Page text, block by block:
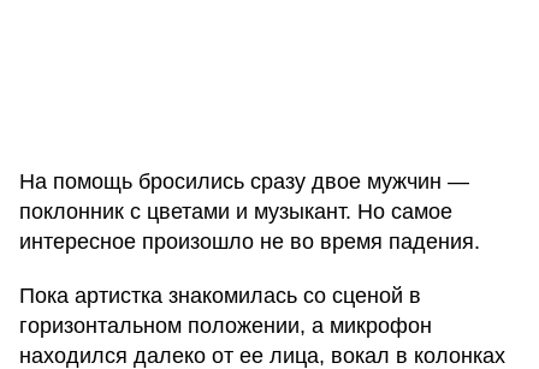
На помощь бросились сразу двое мужчин —
поклонник с цветами и музыкант. Но самое
интересное произошло не во время падения.
Пока артистка знакомилась со сценой в
горизонтальном положении, а микрофон
находился далеко от ее лица, вокал в колонках